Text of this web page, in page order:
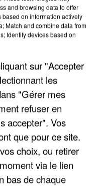
LES REFUGES
and browsing data to offer
on information actively
Match and combine data from
Identify devices based on
sur "Accepter
les
"Gérer mes
refuser en
accepter". Vos
que pour ce site.
choix, ou retirer
via le lien
bas de chaque